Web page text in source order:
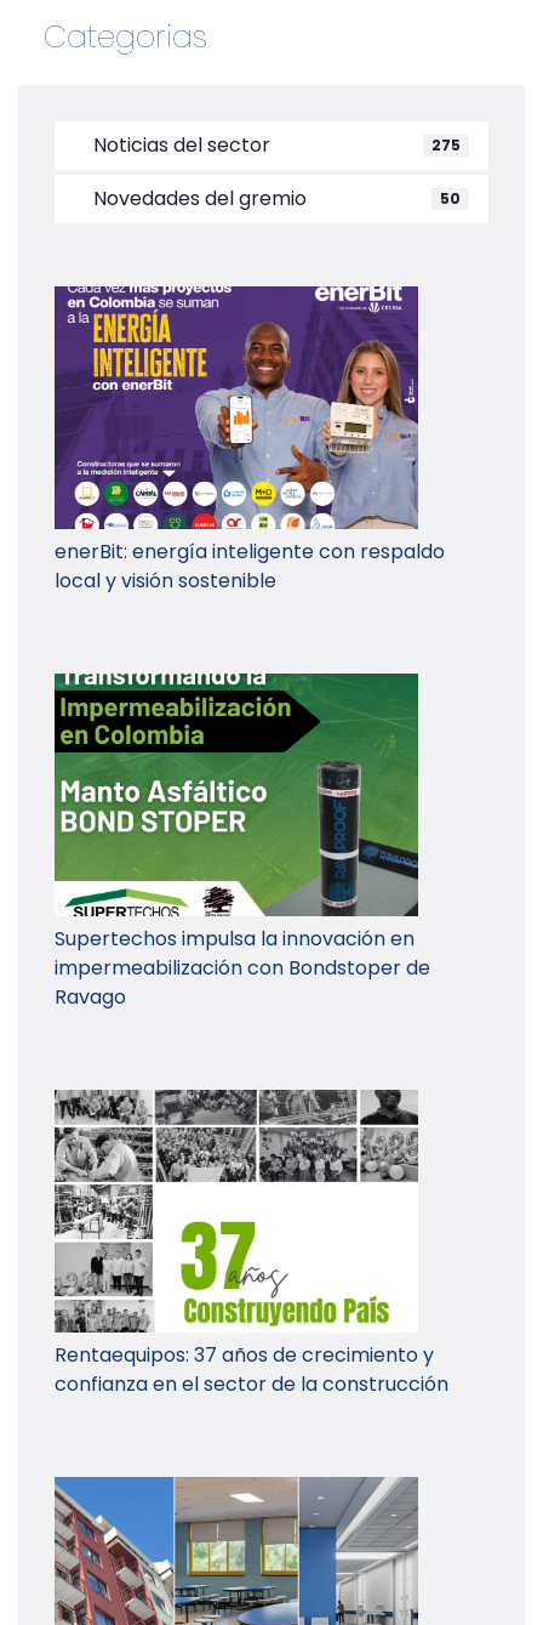
Categorias
Noticias del sector 275
Novedades del gremio 50
enerBit: energía inteligente con respaldo
local y visión sostenible
Supertechos impulsa la innovación en
impermeabilización con Bondstoper de
Ravago
Rentaequipos: 37 años de crecimiento y
confianza en el sector de la construcción